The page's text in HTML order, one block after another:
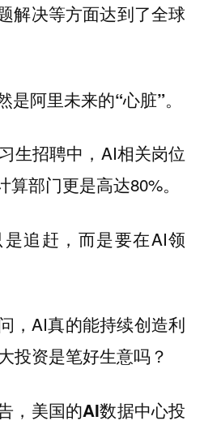
解决等方面达到了全球
是阿里未来的“心脏”。
生招聘中，AI相关岗位
部门更是高达80%。
追赶，而是要在AI领
，AI真的能持续创造利
投资是笔好生意吗？
，美国的AI数据中心投